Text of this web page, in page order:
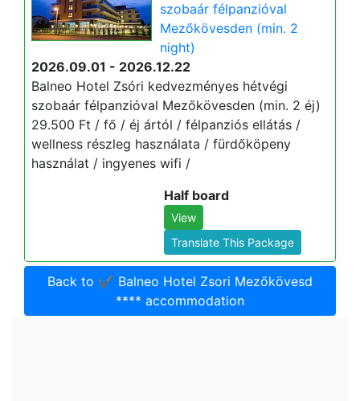
szobaár félpanzióval
Mezőkövesden (min. 2
night)
2026.09.01 - 2026.12.22
Balneo Hotel Zsóri kedvezményes hétvégi
szobaár félpanzióval Mezőkövesden (min. 2 éj)
29.500 Ft / fő / éj ártól / félpanziós ellátás /
wellness részleg használata / fürdőköpeny
használat / ingyenes wifi /
Half board
View
Translate This Package
Back to ✔️ Balneo Hotel Zsori Mezőkövesd
**** accommodation